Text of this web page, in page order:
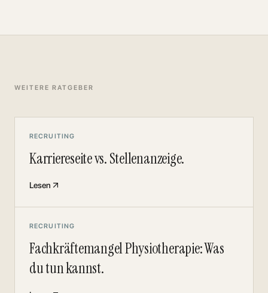
WEITERE RATGEBER
RECRUITING
Karriereseite vs. Stellenanzeige.
Lesen
RECRUITING
Fachkräftemangel Physiotherapie: Was
du tun kannst.